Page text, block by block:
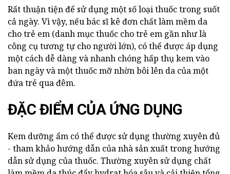
Rất thuận tiện để sử dụng một số loại thuốc trong suốt
cả ngày. Vì vậy, nếu bác sĩ kê đơn chất làm mềm da
cho trẻ em (danh mục thuốc cho trẻ em gần như là
công cụ tương tự cho người lớn), có thể được áp dụng
một cách dễ dàng và nhanh chóng hấp thụ kem vào
ban ngày và một thuốc mỡ nhờn bôi lên da của một
đứa trẻ qua đêm.
ĐẶC ĐIỂM CỦA ỨNG DỤNG
Kem dưỡng ẩm có thể được sử dụng thường xuyên đủ
- tham khảo hướng dẫn của nhà sản xuất trong hướng
dẫn sử dụng của thuốc. Thường xuyên sử dụng chất